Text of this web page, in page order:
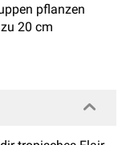
pflanzen
20 cm